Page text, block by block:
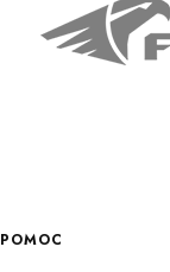
Linki w stopce
POMOC